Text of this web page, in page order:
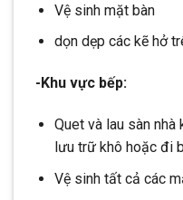
Vệ sinh mặt bàn
dọn dẹp các kẽ hở
-Khu vực bếp:
Quet và lau sàn
lưu trữ khô hoặc đi
Vệ sinh tất cả các